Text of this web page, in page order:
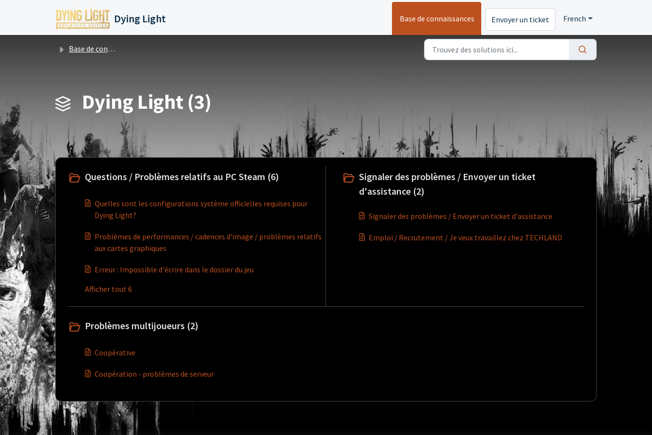
Dying Light Base de connaissances Envoyer un ticket French
Base de connaissances
Dying Light (3)
Questions / Problèmes relatifs au PC Steam (6)
Quelles sont les configurations système officielles requises pour
Dying Light?
Problèmes de performances / cadences d'image / problèmes relatifs
aux cartes graphiques
Erreur : Impossible d'écrire dans le dossier du jeu
Afficher tout 6
Signaler des problèmes / Envoyer un ticket
d'assistance (2)
Signaler des problèmes / Envoyer un ticket d'assistance
Emploi / Recrutement / Je veux travaillez chez TECHLAND
Problèmes multijoueurs (2)
Coopérative
Coopération - problèmes de serveur